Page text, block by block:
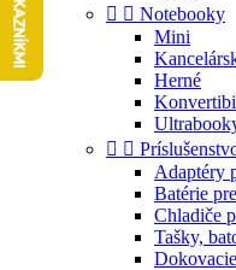
  Notebooky
Mini
Herné
 
Adaptéry
Batérie
Chladiče
Tašky,